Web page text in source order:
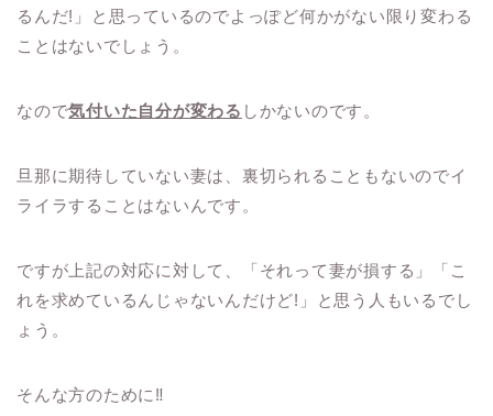
るんだ! 」と思っているのでよっぽど何かがない限り変わる
ことはないでしょう。
なので気付いた自分が変わる しかないのです。
旦那に期待していない妻は、裏切られることもないのでイ
ライラすることはないんです。
ですが上記の対応に対して、「それって妻が損する」「こ
れを求めているんじゃないんだけど! 」と思う人もいるでし
ょう。
そんな方のために‼︎